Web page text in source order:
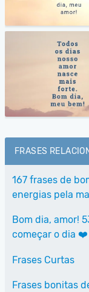
FRASES
167 frases de
energias pela
Bom dia, amor!
começar o dia ❤️
Frases Curtas
Frases bonitas